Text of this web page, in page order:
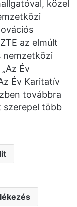
közel
az elmúlt
nemzetközi
Év
Év Karitatív
továbbra
szerepel több